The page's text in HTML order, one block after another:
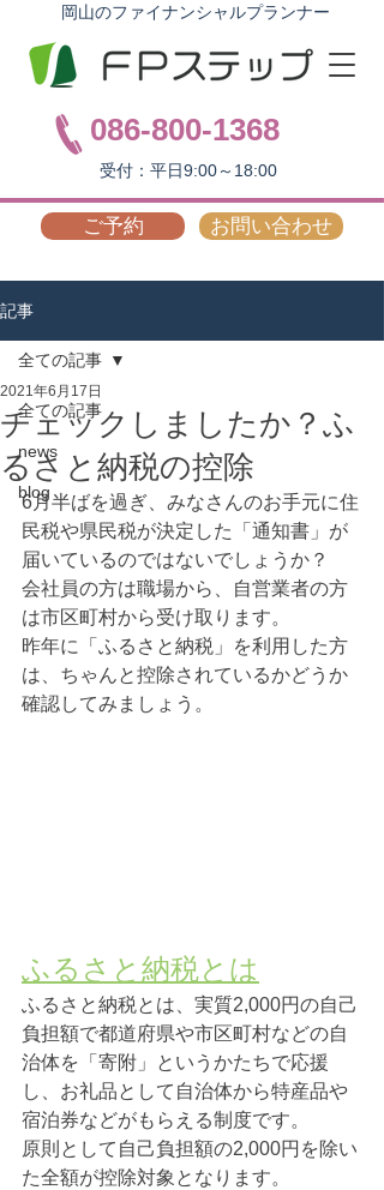
ご予約 お問い合わせ
086-800-1368
岡山のファイナンシャルプランナー
受付：平日9:00～18:00
記事
全ての記事
news
blog
全ての記事
チェックしましたか？ふ
るさと納税の控除
2021年6月17日
6月半ばを過ぎ、みなさんのお手元に住
民税や県民税が決定した「通知書」が
届いているのではないでしょうか？
会社員の方は職場から、自営業者の方
は市区町村から受け取ります。
昨年に「ふるさと納税」を利用した方
は、ちゃんと控除されているかどうか
確認してみましょう。
ふるさと納税とは
ふるさと納税とは、実質2,000円の自己
負担額で都道府県や市区町村などの自
治体を「寄附」というかたちで応援
し、お礼品として自治体から特産品や
宿泊券などがもらえる制度です。
原則として自己負担額の2,000円を除い
た全額が控除対象となります。